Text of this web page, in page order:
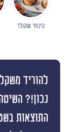
קינוחי שוקולד
להוריד
נכון!?
התוצאות